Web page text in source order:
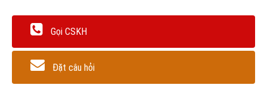
Gọi CSKH
Đặt câu hỏi